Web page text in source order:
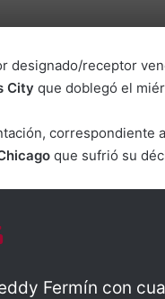
designado/receptor
City que doblegó el
correspondiente
que sufrió su
Fermín con